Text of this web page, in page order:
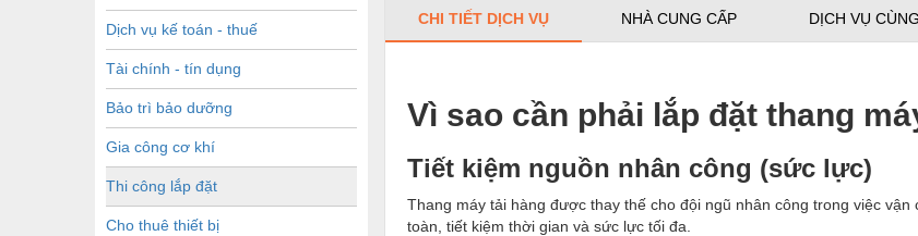
Dịch vụ kế toán - thuế
Tài chính - tín dụng
Bảo trì bảo dưỡng
Gia công cơ khí
Thi công lắp đặt
Cho thuê thiết bị
CHI TIẾT DỊCH VỤ NHÀ CUNG CẤP DỊCH VỤ
Vì sao cần phải lắp đặt thang
Tiết kiệm nguồn nhân công (sức lực)
Thang máy tải hàng được thay thế cho đội ngũ nhân công trong việc
toàn, tiết kiệm thời gian và sức lực tối đa.